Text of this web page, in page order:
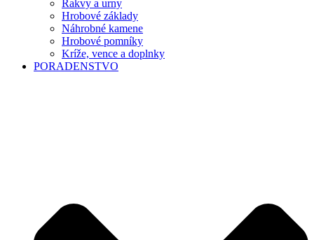
Rakvy a urny
Hrobové základy
Náhrobné kamene
Hrobové pomníky
Kríže, vence a doplnky
PORADENSTVO